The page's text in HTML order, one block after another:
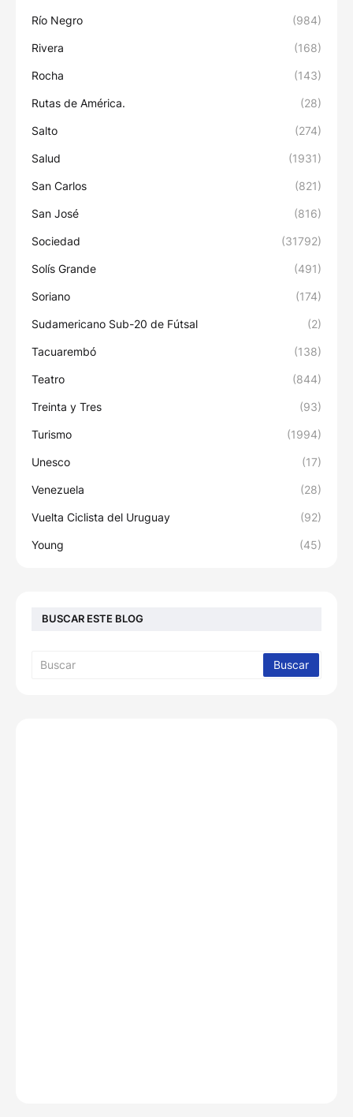
Río Negro (984)
Rivera (168)
Rocha (143)
Rutas de América. (28)
Salto (274)
Salud (1931)
San Carlos (821)
San José (816)
Sociedad (31792)
Solís Grande (491)
Soriano (174)
Sudamericano Sub-20 de Fútsal (2)
Tacuarembó (138)
Teatro (844)
Treinta y Tres (93)
Turismo (1994)
Unesco (17)
Venezuela (28)
Vuelta Ciclista del Uruguay (92)
Young (45)
BUSCAR ESTE BLOG